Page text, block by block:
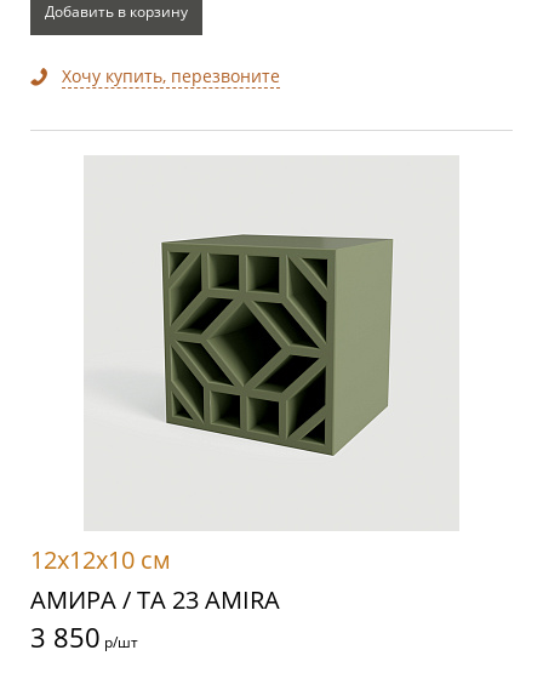
Добавить в корзину
Хочу купить, перезвоните
12x12x10 см
АМИРА / TA 23 AMIRA
3 850 р/шт